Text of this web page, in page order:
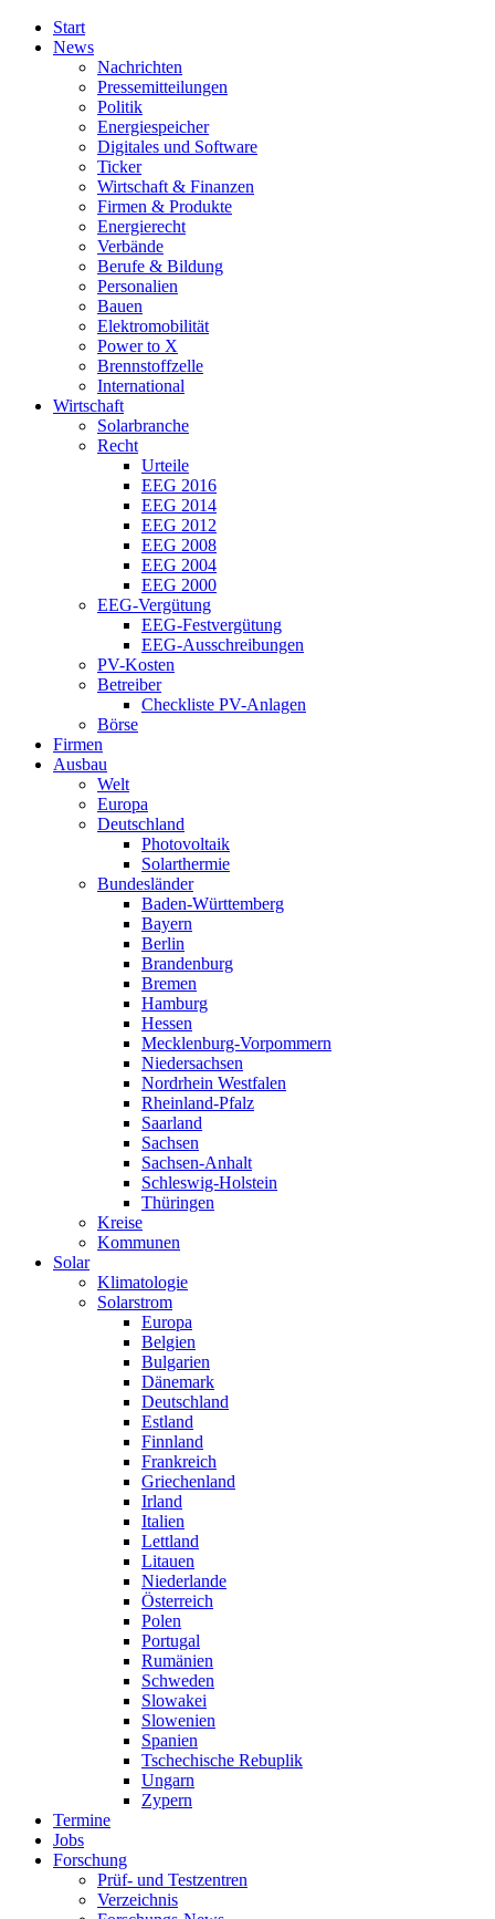
Start
News
Nachrichten
Pressemitteilungen
Politik
Energiespeicher
Digitales und Software
Ticker
Wirtschaft & Finanzen
Firmen & Produkte
Energierecht
Verbände
Berufe & Bildung
Personalien
Bauen
Elektromobilität
Power to X
Brennstoffzelle
International
Wirtschaft
Solarbranche
Recht
Urteile
EEG 2016
EEG 2014
EEG 2012
EEG 2008
EEG 2004
EEG 2000
EEG-Vergütung
EEG-Festvergütung
EEG-Ausschreibungen
PV-Kosten
Betreiber
Checkliste PV-Anlagen
Börse
Firmen
Ausbau
Welt
Europa
Deutschland
Photovoltaik
Solarthermie
Bundesländer
Baden-Württemberg
Bayern
Berlin
Brandenburg
Bremen
Hamburg
Hessen
Mecklenburg-Vorpommern
Niedersachsen
Nordrhein Westfalen
Rheinland-Pfalz
Saarland
Sachsen
Sachsen-Anhalt
Schleswig-Holstein
Thüringen
Kreise
Kommunen
Solar
Klimatologie
Solarstrom
Europa
Belgien
Bulgarien
Dänemark
Deutschland
Estland
Finnland
Frankreich
Griechenland
Irland
Italien
Lettland
Litauen
Niederlande
Österreich
Polen
Portugal
Rumänien
Schweden
Slowakei
Slowenien
Spanien
Tschechische Rebuplik
Ungarn
Zypern
Termine
Jobs
Forschung
Prüf- und Testzentren
Verzeichnis